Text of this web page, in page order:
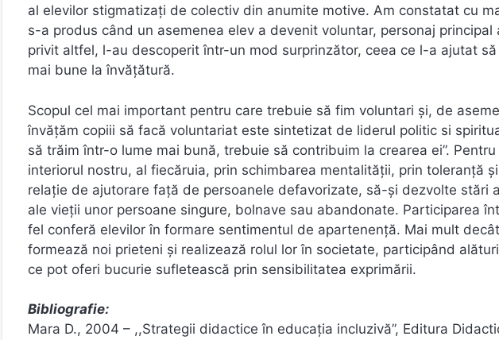
al elevilor stigmatizați de colectiv din anumite motive. Am constatat cu
s-a produs când un asemenea elev a devenit voluntar, personaj
privit altfel, l-au descoperit într-un mod surprinzător, ceea ce l-a ajutat
mai bune la învățătură.
Scopul cel mai important pentru care trebuie să fim voluntari și, de
învățăm copiii să facă voluntariat este sintetizat de liderul politic si
să trăim într-o lume mai bună, trebuie să contribuim la crearea ei”.
interiorul nostru, al fiecăruia, prin schimbarea mentalității, prin toleranță
relaţie de ajutorare faţă de persoanele defavorizate, să-şi dezvolte stări
ale vieţii unor persoane singure, bolnave sau abandonate. Participarea
fel conferă elevilor în formare sentimentul de apartenenţă. Mai mult
formează noi prieteni și realizează rolul lor în societate, participând
ce pot oferi bucurie sufletească prin sensibilitatea exprimării.
Mara D., 2004 – ,,Strategii didactice în educaţia incluzivă”, Editura